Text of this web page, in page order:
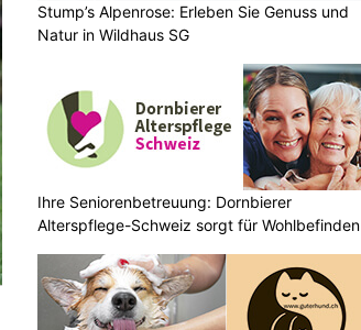
Stump’s Alpenrose: Erleben Sie Genuss und
Natur in Wildhaus SG
Ihre Seniorenbetreuung: Dornbierer
Alterspflege-Schweiz sorgt für Wohlbefinden